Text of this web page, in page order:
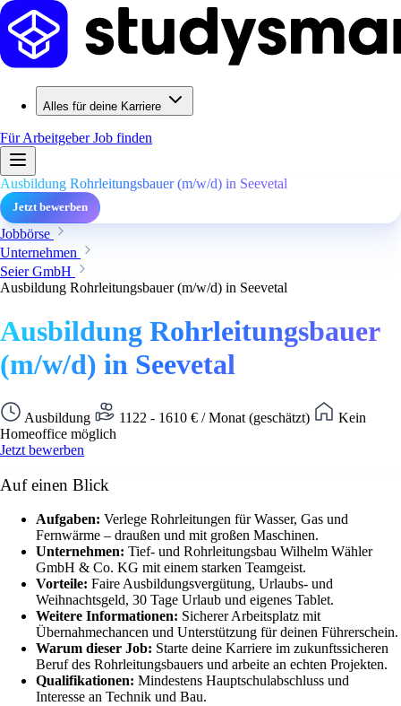
Alles für deine Karriere
Für ArbeitgeberJob finden
Ausbildung Rohrleitungsbauer (m/w/d) in Seevetal
Jetzt bewerben
Jobbörse
Unternehmen
Seier GmbH
Ausbildung Rohrleitungsbauer (m/w/d) in Seevetal
Ausbildung Rohrleitungsbauer
(m/w/d) in Seevetal
Ausbildung 1122 - 1610 € / Monat (geschätzt)
Kein
Homeoffice möglich
Jetzt bewerben
Auf einen Blick
Aufgaben: Verlege Rohrleitungen für Wasser, Gas und
Fernwärme – draußen und mit großen Maschinen.
Unternehmen: Tief- und Rohrleitungsbau Wilhelm Wähler
GmbH & Co. KG mit einem starken Teamgeist.
Vorteile: Faire Ausbildungsvergütung, Urlaubs- und
Weihnachtsgeld, 30 Tage Urlaub und eigenes Tablet.
Weitere Informationen: Sicherer Arbeitsplatz mit
Übernahmechancen und Unterstützung für deinen Führerschein.
Warum dieser Job: Starte deine Karriere im zukunftssicheren
Beruf des Rohrleitungsbauers und arbeite an echten Projekten.
Qualifikationen: Mindestens Hauptschulabschluss und
Interesse an Technik und Bau.